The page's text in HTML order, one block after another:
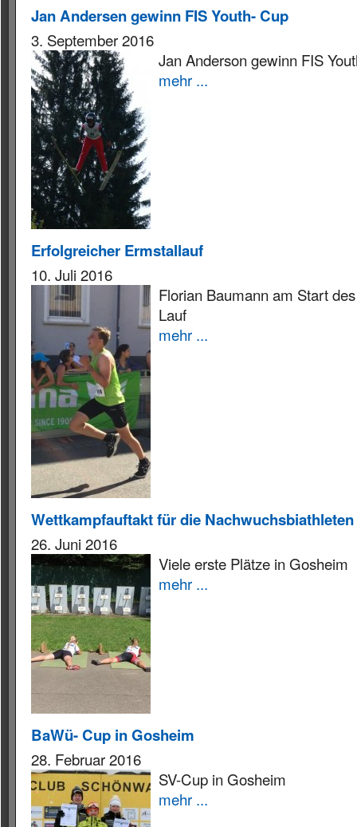
Jan Andersen gewinn FIS Youth- Cup
3. September 2016
Jan Anderson gewinn FIS
mehr ...
Erfolgreicher Ermstallauf
10. Juli 2016
Florian Baumann am Start
Lauf
mehr ...
Wettkampfauftakt für die
26. Juni 2016
Viele erste Plätze in Gosheim
mehr ...
BaWü- Cup in Gosheim
28. Februar 2016
SV-Cup in Gosheim
mehr ...